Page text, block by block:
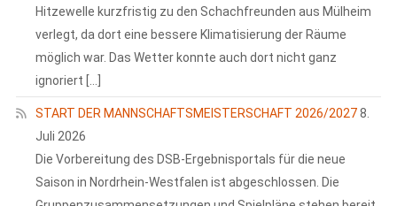
Hitzewelle kurzfristig zu den Schachfreunden aus Mülheim
verlegt, da dort eine bessere Klimatisierung der Räume
möglich war. Das Wetter konnte auch dort nicht ganz
ignoriert […]
START DER MANNSCHAFTSMEISTERSCHAFT 2026/20278.
Juli 2026
Die Vorbereitung des DSB-Ergebnisportals für die neue
Saison in Nordrhein-Westfalen ist abgeschlossen. Die